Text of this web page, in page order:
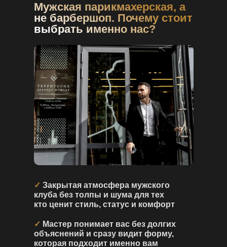
✓ Закрытая атмосфера мужского
клуба без толпы и шума для тех
кто ценит стиль, статус и комфорт
✓ Мастер понимает вас без долгих
объяснений и сразу видит форму,
которая подходит именно вам
Мужская парикмахерская, а
не барбершоп. Почему стоит
выбрать именно нас?